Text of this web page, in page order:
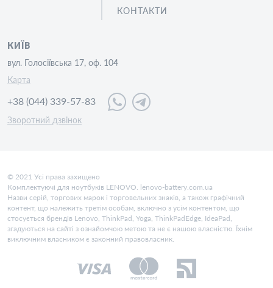
КОНТАКТИ
КИЇВ
вул. Голосіївська 17, оф. 104
Карта
+38 (044) 339-57-83
Зворотний дзвінок
© 2021 Усі права захищено
Комплектуючі для ноутбуків LENOVO. lenovo-battery.com.ua
Назви серій, торгових марок і торговельних знаків, а також графічний
контент, що належить третім особам, включно з усім контентом, що
стосується брендів Lenovo, ThinkPad, Yoga, ThinkPadEdge, IdeaPad,
згадуються на сайті з ознайомчою метою та не є нашою власністю. Їхнім
виключним власником є законний правовласник.